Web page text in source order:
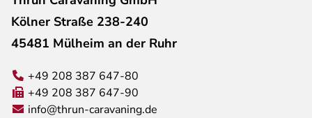
Kölner Straße 238-240
45481 Mülheim an der Ruhr
+49 208 387 647-80
+49 208 387 647-90
info@thrun-caravaning.de